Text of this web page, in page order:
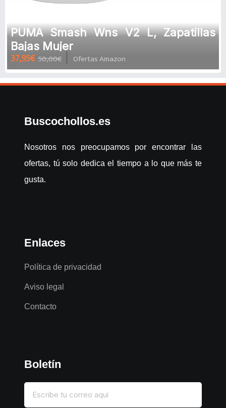
PUMA Smash Wns V2 L, Zapatillas
Bajas Mujer
37,95€ 50,00€ Ofertas Amazon
Buscochollos.es
Nosotros nos preocupamos por encontrar las
ofertas, tú solo dedica el tiempo a lo que más te
gusta.
Enlaces
Política de privacidad
Aviso legal
Contacto
Boletín